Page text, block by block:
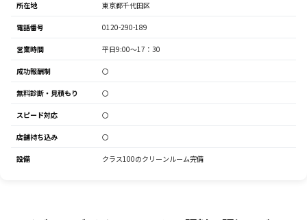
所在地 東京都千代田区
電話番号 0120-290-189
営業時間 平日9:00～17：30
成功報酬制 〇
無料診断・見積もり 〇
スピード対応 〇
店舗持ち込み 〇
設備 クラス100のクリーンルーム完備